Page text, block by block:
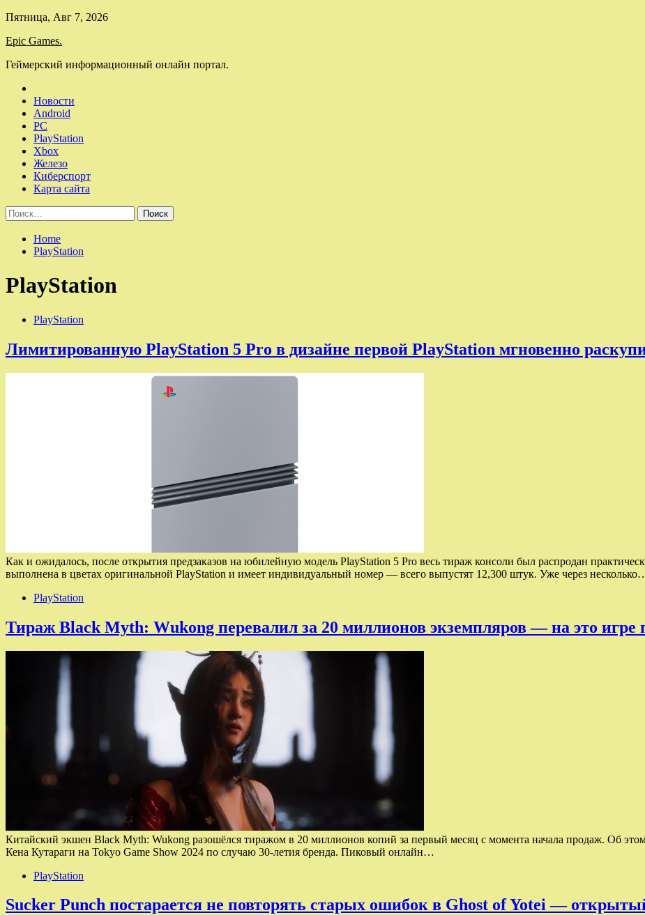
Skip
content
Пятница, Авг 7, 2026
Epic Games.
Геймерский информационный онлайн портал.
Новости
Android
PC
PlayStation
Xbox
Железо
Киберспорт
Карта сайта
Найти:
Home
PlayStation
PlayStation
PlayStation
Лимитированную PlayStation 5 Pro в дизайне первой PlayStation мгновенно
Как и ожидалось, после открытия предзаказов на юбилейную модель PlayStation 5 Pro весь тираж консоли был распродан
выполнена в цветах оригинальной PlayStation и имеет индивидуальный номер — всего выпустят 12,300 штук. Уже через
PlayStation
Тираж Black Myth: Wukong перевалил за 20 миллионов экземпляров — на это игре
Китайский экшен Black Myth: Wukong разошёлся тиражом в 20 миллионов копий за первый месяц с момента начала продаж. Об
Кена Кутараги на Tokyo Game Show 2024 по случаю 30-летия бренда. Пиковый онлайн…
PlayStation
Sucker Punch постарается не повторять старых ошибок в Ghost of Yotei —